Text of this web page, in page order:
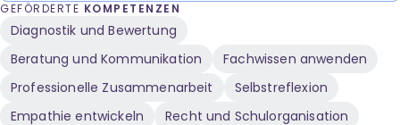
GEFÖRDERTE KOMPETENZEN
Diagnostik und Bewertung
Beratung und Kommunikation
Fachwissen anwenden
Professionelle Zusammenarbeit
Selbstreflexion
Empathie entwickeln
Recht und Schulorganisation